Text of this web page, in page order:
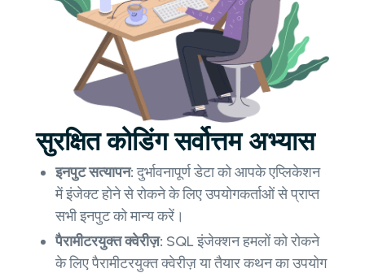
सुरक्षित कोडिंग सर्वोत्तम अभ्यास
इनपुट सत्यापन:दुर्भावनापूर्ण डेटा को आपके एप्लिकेशन
में इंजेक्ट होने से रोकने के लिए उपयोगकर्ताओं से प्राप्त
सभी इनपुट को मान्य करें।
पैरामीटरयुक्त क्वेरीज़: SQL इंजेक्शन हमलों को रोकने
के लिए पैरामीटरयुक्त क्वेरीज़ या तैयार कथन का उपयोग